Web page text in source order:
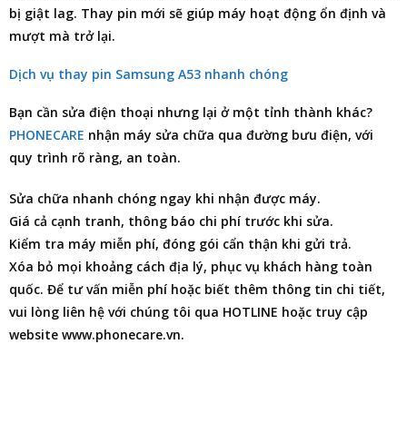
bị giật lag. Thay pin mới sẽ giúp máy hoạt động ổn định và
mượt mà trở lại.
Dịch vụ thay pin Samsung A53 nhanh chóng
Bạn cần sửa điện thoại nhưng lại ở một tỉnh thành khác?
PHONECARE nhận máy sửa chữa qua đường bưu điện, với
quy trình rõ ràng, an toàn.
Sửa chữa nhanh chóng ngay khi nhận được máy.
Giá cả cạnh tranh, thông báo chi phí trước khi sửa.
Kiểm tra máy miễn phí, đóng gói cẩn thận khi gửi trả.
Xóa bỏ mọi khoảng cách địa lý, phục vụ khách hàng toàn
quốc. Để tư vấn miễn phí hoặc biết thêm thông tin chi tiết,
vui lòng liên hệ với chúng tôi qua HOTLINE hoặc truy cập
website www.phonecare.vn.